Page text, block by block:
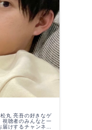
丸 亮吾の好きなゲ
視聴者のみんなと一
けするチャンネル